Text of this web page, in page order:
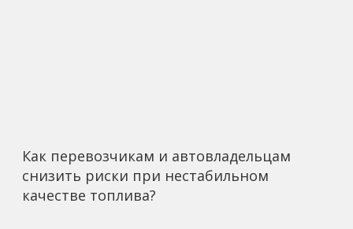
Как перевозчикам и автовладельцам
снизить риски при нестабильном
качестве топлива?